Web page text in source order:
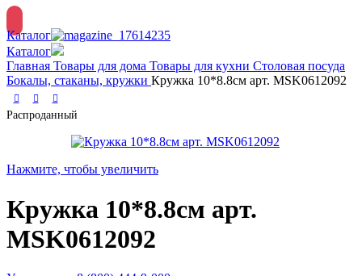
Каталог
Каталог
Главная Товары для дома Товары для кухни Столовая посуда
Бокалы, стаканы, кружки Кружка 10*8.8см арт. MSK0612092
Распроданный
Нажмите, чтобы увеличить
Кружка 10*8.8см арт.
MSK0612092